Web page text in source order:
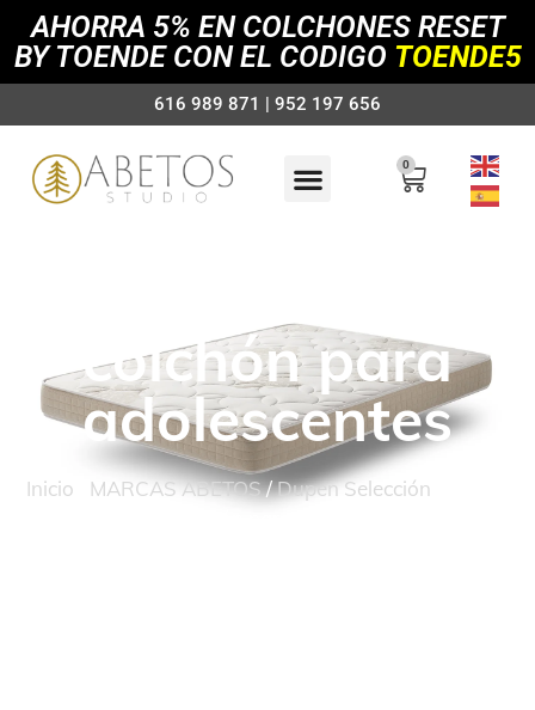
AHORRA 5% EN COLCHONES RESET
BY TOENDE CON EL CODIGO TOENDE5
616 989 871 | 952 197 656
0
colchón para
adolescentes
Inicio MARCAS ABETOS/Dupen Selección